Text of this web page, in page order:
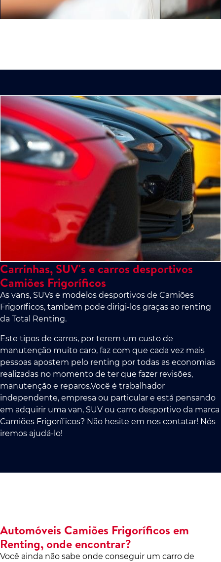
Carrinhas, SUV's e carros desportivos
Camiões Frigoríficos
As vans, SUVs e modelos desportivos de Camiões
Frigoríficos, também pode dirigi-los graças ao renting
da Total Renting.
Este tipos de carros, por terem um custo de
manutenção muito caro, faz com que cada vez mais
pessoas apostem pelo renting por todas as economias
realizadas no momento de ter que fazer revisões,
manutenção e reparos.Você é trabalhador
independente, empresa ou particular e está pensando
em adquirir uma van, SUV ou carro desportivo da marca
Camiões Frigoríficos? Não hesite em nos contatar! Nós
iremos ajudá-lo!
Automóveis Camiões Frigoríficos em
Renting, onde encontrar?
Você ainda não sabe onde conseguir um carro de